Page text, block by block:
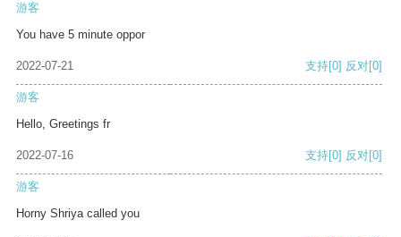
游客
You have 5 minute oppor
2022-07-21 支持[0] 反对[0]
游客
Hello, Greetings fr
2022-07-16 支持[0] 反对[0]
游客
Horny Shriya called you